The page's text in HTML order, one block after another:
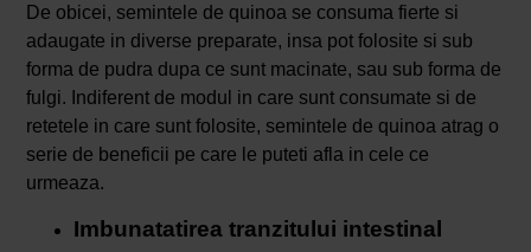
De obicei, semintele de quinoa se consuma fierte si
adaugate in diverse preparate, insa pot folosite si sub
forma de pudra dupa ce sunt macinate, sau sub forma de
fulgi. Indiferent de modul in care sunt consumate si de
retetele in care sunt folosite, semintele de quinoa atrag o
serie de beneficii pe care le puteti afla in cele ce
urmeaza.
Imbunatatirea tranzitului intestinal